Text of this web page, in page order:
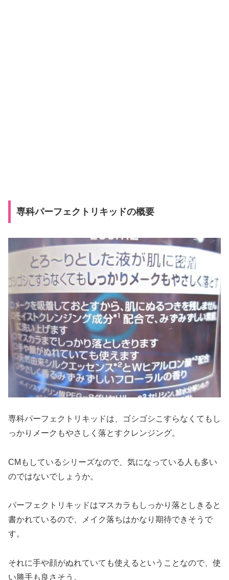
専科パーフェクトリキッドの概要
専科パーフェクトリキッドは、ゴシゴシこすらなくてもし
っかりメークもやさしく落とすクレンジング。
CMもしているシリーズなので、気になっている人も多い
のではないでしょうか。
パーフェクトリキッドはマスカラもしっかり落としきると
書かれているので、メイク落ちはかなり期待できそうで
す。
それに手や顔がぬれていても使えるということなので、使
い勝手も良さそう。